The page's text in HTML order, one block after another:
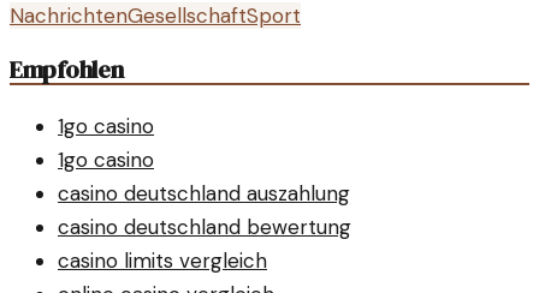
NachrichtenGesellschaftSport
Empfohlen
1go casino
1go casino
casino deutschland auszahlung
casino deutschland bewertung
casino limits vergleich